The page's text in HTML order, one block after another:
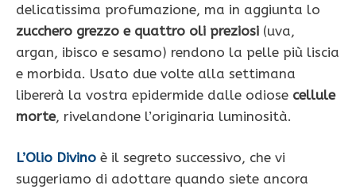
delicatissima profumazione, ma in aggiunta lo
zucchero grezzo e quattro oli preziosi (uva,
argan, ibisco e sesamo) rendono la pelle più liscia
e morbida. Usato due volte alla settimana
libererà la vostra epidermide dalle odiose cellule
morte, rivelandone l’originaria luminosità.
L’Olio Divino è il segreto successivo, che vi
suggeriamo di adottare quando siete ancora